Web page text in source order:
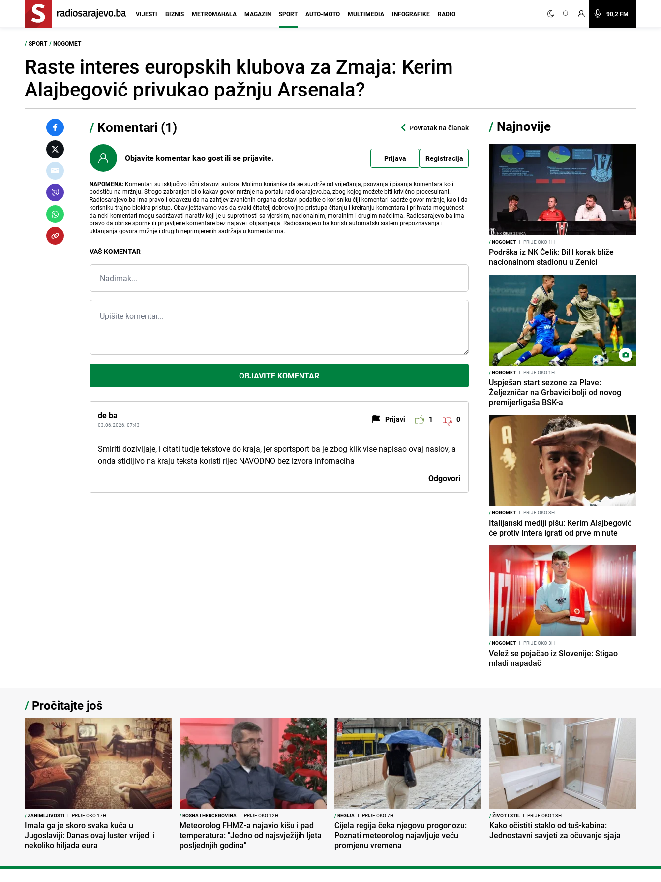
90,2 FM
VIJESTI BIZNIS METROMAHALA MAGAZIN SPORT AUTO-MOTO MULTIMEDIA INFOGRAFIKE RADIO
/ SPORT / NOGOMET
Raste interes europskih klubova za Zmaja: Kerim
Alajbegović privukao pažnju Arsenala?
/ Komentari (1) Povratak na članak
Objavite komentar kao gost ili se prijavite. Prijava Registracija
NAPOMENA: Komentari su isključivo lični stavovi autora. Molimo korisnike da se suzdrže od vrijeđanja, psovanja i pisanja komentara koji
podstiču na mržnju. Strogo zabranjen bilo kakav govor mržnje na portalu radiosarajevo.ba, zbog kojeg možete biti krivično procesuirani.
Radiosarajevo.ba ima pravo i obavezu da na zahtjev zvaničnih organa dostavi podatke o korisniku čiji komentari sadrže govor mržnje, kao i da
korisniku trajno blokira pristup. Obaviještavamo vas da svaki čitatelj dobrovoljno pristupa čitanju i kreiranju komentara i prihvata mogućnost
da neki komentari mogu sadržavati narativ koji je u suprotnosti sa vjerskim, nacionalnim, moralnim i drugim načelima. Radiosarajevo.ba ima
pravo da obriše sporne ili prijavljene komentare bez najave i objašnjenja. Radiosarajevo.ba koristi automatski sistem prepoznavanja i
uklanjanja govora mržnje i drugih neprimjerenih sadržaja u komentarima.
VAŠ KOMENTAR
OBJAVITE KOMENTAR
de ba
03.06.2026. 07:43
Prijavi 1 0
Smiriti dozivljaje, i citati tudje tekstove do kraja, jer sportsport ba je zbog klik vise napisao ovaj naslov, a
onda stidljivo na kraju teksta koristi rijec NAVODNO bez izvora infornaciha
Odgovori
/ Najnovije
/NOGOMET I PRIJE OKO 1H
Podrška iz NK Čelik: BiH korak bliže
nacionalnom stadionu u Zenici
/NOGOMET I PRIJE OKO 1H
Uspješan start sezone za Plave:
Željezničar na Grbavici bolji od novog
premijerligaša BSK-a
/NOGOMET I PRIJE OKO 3H
Italijanski mediji pišu: Kerim Alajbegović
će protiv Intera igrati od prve minute
/NOGOMET I PRIJE OKO 3H
Velež se pojačao iz Slovenije: Stigao
mladi napadač
/ Pročitajte još
/ZANIMLJIVOSTI I PRIJE OKO 17H
Imala ga je skoro svaka kuća u
Jugoslaviji: Danas ovaj luster vrijedi i
nekoliko hiljada eura
/BOSNA I HERCEGOVINA I PRIJE OKO 12H
Meteorolog FHMZ-a najavio kišu i pad
temperatura: "Jedno od najsvježijih ljeta
posljednjih godina"
/REGIJA I PRIJE OKO 7H
Cijela regija čeka njegovu progonozu:
Poznati meteorolog najavljuje veću
promjenu vremena
/ŽIVOT I STIL I PRIJE OKO 13H
Kako očistiti staklo od tuš-kabina:
Jednostavni savjeti za očuvanje sjaja